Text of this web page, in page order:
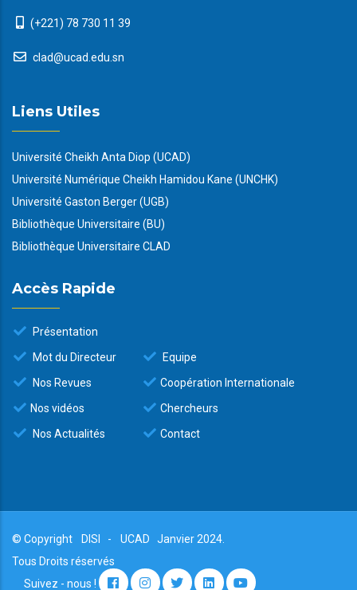
(+221) 78 730 11 39
clad@ucad.edu.sn
Liens Utiles
Université Cheikh Anta Diop (UCAD)
Université Numérique Cheikh Hamidou Kane (UNCHK)
Université Gaston Berger (UGB)
Bibliothèque Universitaire (BU)
Bibliothèque Universitaire CLAD
Accès Rapide
Présentation
Mot du Directeur
Nos Revues
Nos vidéos
Nos Actualités
Equipe
Coopération Internationale
Chercheurs
Contact
© Copyright DISI - UCAD
Janvier 2024.
Tous Droits réservés
Suivez - nous !